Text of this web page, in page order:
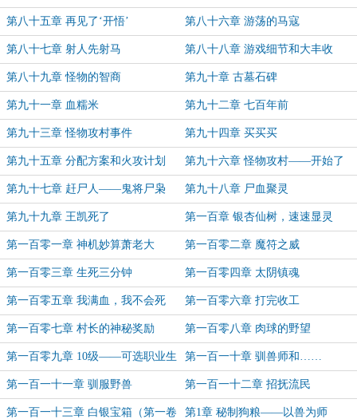
第八十五章 再见了‘开悟’ 第八十六章 游荡的马寇
第八十七章 射人先射马 第八十八章 游戏细节和大丰收
第八十九章 怪物的智商 第九十章 古墓石碑
第九十一章 血糯米 第九十二章 七百年前
第九十三章 怪物攻村事件 第九十四章 买买买
第九十五章 分配方案和火攻计划 第九十六章 怪物攻村——开始了
第九十七章 赶尸人——鬼将尸枭 第九十八章 尸血聚灵
第九十九章 王凯死了 第一百章 银杏仙树，速速显灵
第一百零一章 神机妙算萧老大 第一百零二章 魔符之威
第一百零三章 生死三分钟 第一百零四章 太阴镇魂
第一百零五章 我满血，我不会死 第一百零六章 打完收工
第一百零七章 村长的神秘奖励 第一百零八章 肉球的野望
第一百零九章 10级——可选职业生
成中
第一百一十章 驯兽师和……
第一百一十一章 驯服野兽 第一百一十二章 招抚流民
第一百一十三章 白银宝箱（第一卷 第1章 秘制狗粮——以兽为师